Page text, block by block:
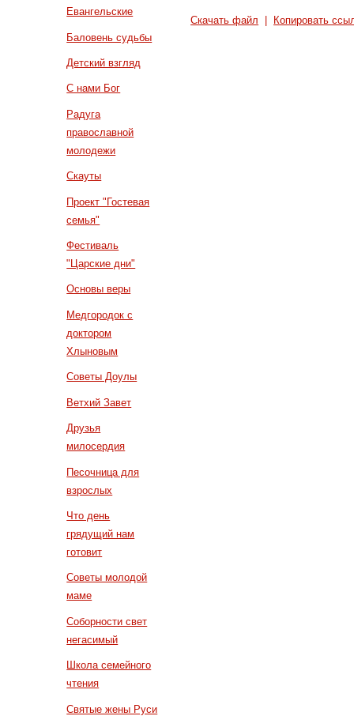
Евангельские
Баловень судьбы
Детский взгляд
С нами Бог
Радуга
православной
молодежи
Скауты
Проект "Гостевая
семья"
Фестиваль
"Царские дни"
Основы веры
Медгородок с
доктором
Хлыновым
Советы Доулы
Ветхий Завет
Друзья
милосердия
Песочница для
взрослых
Что день
грядущий нам
готовит
Советы молодой
маме
Соборности свет
негасимый
Школа семейного
чтения
Святые жены Руси
Скачать файл Копировать